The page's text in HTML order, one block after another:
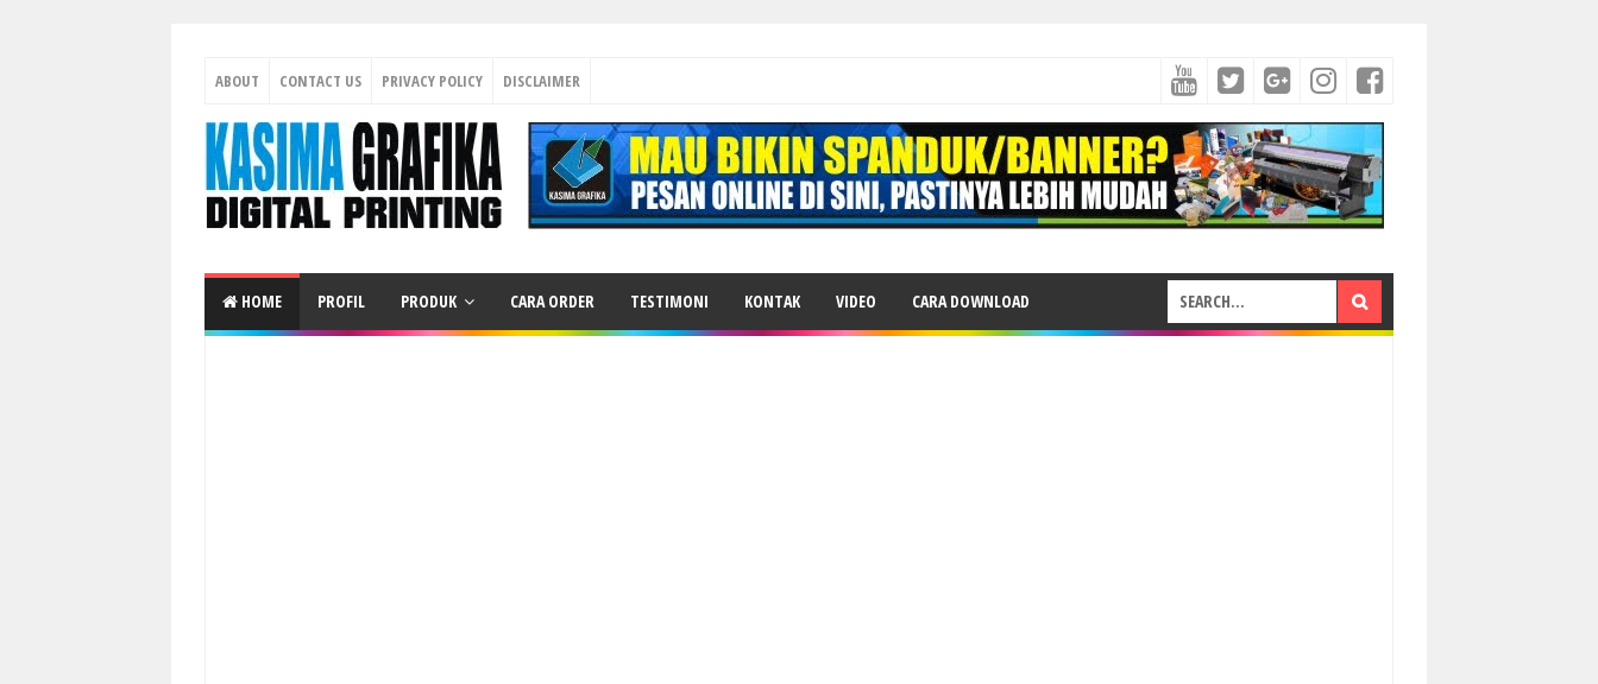
ABOUT CONTACT US PRIVACY POLICY DISCLAIMER
HOME PROFIL PRODUK CARA ORDER TESTIMONI KONTAK VIDEO CARA DOWNLOAD